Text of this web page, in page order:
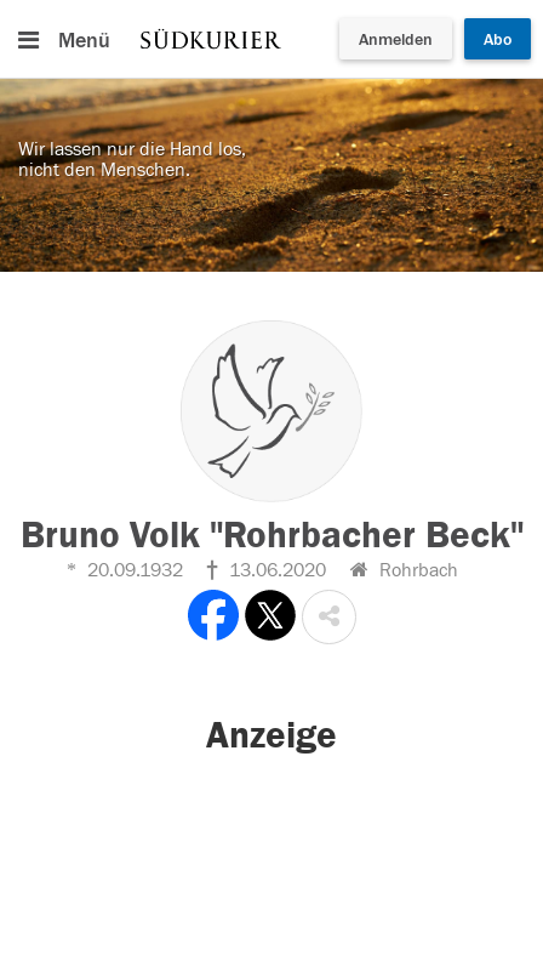
Menü Anmelden Abo
Wir lassen nur die Hand los,
nicht den Menschen.
Bruno Volk "Rohrbacher Beck"
20.09.1932 13.06.2020 Rohrbach
Anzeige